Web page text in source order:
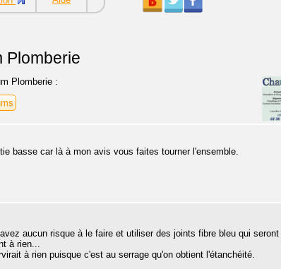
Plomberie
Plomberie :
basse car là à mon avis vous faites tourner l'ensemble.
aucun risque à le faire et utiliser des joints fibre bleu qui seront
à rien...
à rien puisque c'est au serrage qu'on obtient l'étanchéité.